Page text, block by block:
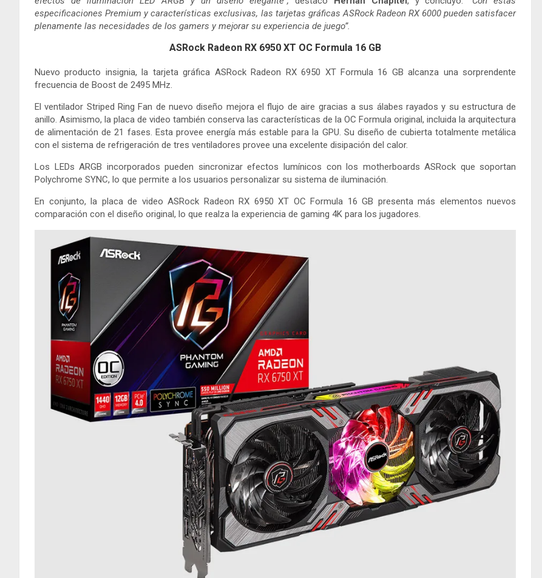
especificaciones Premium y características exclusivas, las tarjetas gráficas ASRock Radeon RX 6000 pueden satisfacer
plenamente las necesidades de los gamers y mejorar su experiencia de juego”.
ASRock Radeon RX 6950 XT OC Formula 16 GB
Nuevo producto insignia, la tarjeta gráfica ASRock Radeon RX 6950 XT Formula 16 GB alcanza una sorprendente
frecuencia de Boost de 2495 MHz.
El ventilador Striped Ring Fan de nuevo diseño mejora el flujo de aire gracias a sus álabes rayados y su estructura de
anillo. Asimismo, la placa de video también conserva las características de la OC Formula original, incluida la arquitectura
de alimentación de 21 fases. Esta provee energía más estable para la GPU. Su diseño de cubierta totalmente metálica
con el sistema de refrigeración de tres ventiladores provee una excelente disipación del calor.
Los LEDs ARGB incorporados pueden sincronizar efectos lumínicos con los motherboards ASRock que soportan
Polychrome SYNC, lo que permite a los usuarios personalizar su sistema de iluminación.
En conjunto, la placa de video ASRock Radeon RX 6950 XT OC Formula 16 GB presenta más elementos nuevos
comparación con el diseño original, lo que realza la experiencia de gaming 4K para los jugadores.